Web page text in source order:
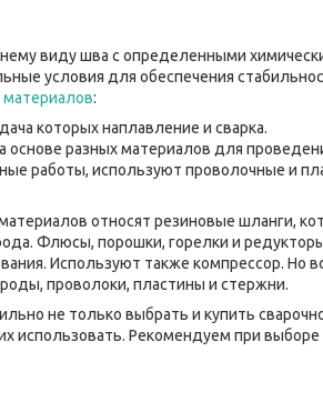
виду шва с определенными
условия для обеспечения
материалов:
которых наплавление и сварка.
разных материалов для
работы, используют проволочные и
относят резиновые шланги,
Флюсы, порошки, горелки и
Используют также компрессор. Но
проволоки, пластины и стержни.
не только выбрать и купить
использовать. Рекомендуем при